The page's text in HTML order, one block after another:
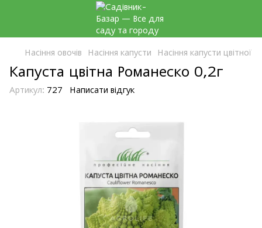
Насіння овочів Насіння капусти Насіння капусти цвітної
Капуста цвітна Романеско 0,2г
Артикул: 727 Написати відгук